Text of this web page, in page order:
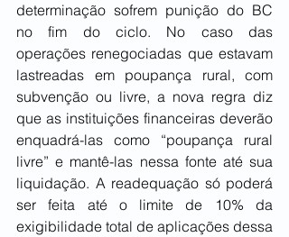
determinação sofrem punição do BC
no fim do ciclo. No caso das
operações renegociadas que estavam
lastreadas em poupança rural, com
subvenção ou livre, a nova regra diz
que as instituições financeiras deverão
enquadrá-las como “poupança rural
livre” e mantê-las nessa fonte até sua
liquidação. A readequação só poderá
ser feita até o limite de 10% da
exigibilidade total de aplicações dessa